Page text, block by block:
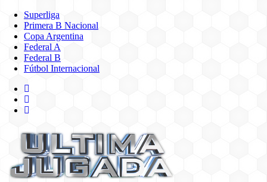
Superliga
Primera B Nacional
Copa Argentina
Federal A
Federal B
Fútbol Internacional